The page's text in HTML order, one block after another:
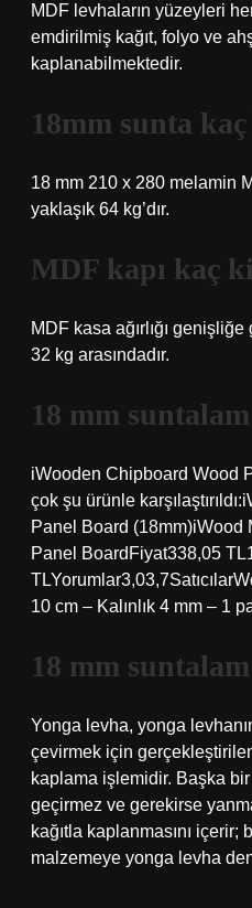
MDF levhaların yüzeyleri
emdirilmiş kağıt, folyo ve
kaplanabilmektedir.
18mm sunta
18 mm 210 x 280 melamin
yaklaşık 64 kg’dır.
MDF kapı kaç
MDF kasa ağırlığı
32 kg arasındadır.
18 mm
iWooden Chipboard Wood
çok şu ürünle
Panel Board (18mm)iWood
Panel BoardFiyat338,05
10 cm – Kalınlık 4 mm – 1
18 mm
Yonga levha, yonga
çevirmek için
kaplama işlemidir. Başka
geçirmez ve gerekirse
kağıtla kaplanmasını
malzemeye yonga levha